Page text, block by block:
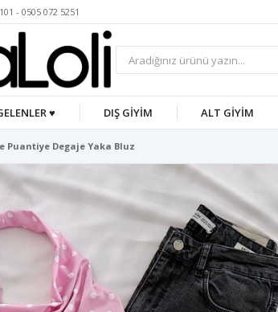
- 0505 072 5251
♥ DIŞ GİYİM ALT GİYİM
Puantiye Degaje Yaka Bluz